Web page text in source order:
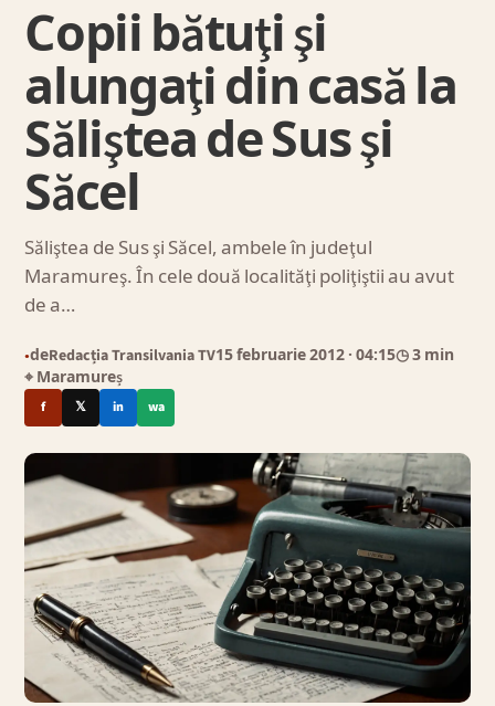
Copii bătuţi şi
alungaţi din casă la
Săliştea de Sus şi
Săcel
Săliştea de Sus şi Săcel, ambele în judeţul
Maramureş. În cele două localităţi poliţiştii au avut
de a…
●deRedacția Transilvania TV15 februarie 2012 · 04:15◷ 3 min
⌖ Maramureș
f 𝕏 in wa